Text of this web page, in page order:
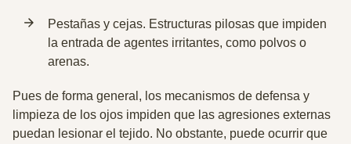
Pestañas y cejas. Estructuras pilosas que impiden
la entrada de agentes irritantes, como polvos o
arenas.
Pues de forma general, los mecanismos de defensa y
limpieza de los ojos impiden que las agresiones externas
puedan lesionar el tejido. No obstante, puede ocurrir que